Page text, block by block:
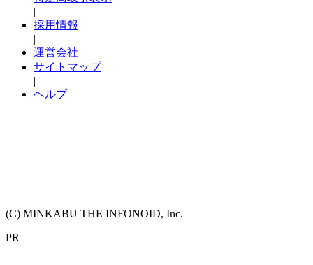
|
採用情報
|
運営会社
サイトマップ
|
ヘルプ
(C) MINKABU THE INFONOID, Inc.
PR